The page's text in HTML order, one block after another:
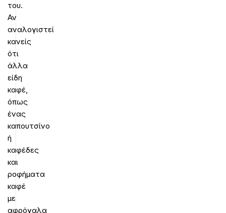
του.
Αν
αναλογιστεί
κανείς
ότι
άλλα
είδη
καφέ,
όπως
ένας
καπουτσίνο
ή
καφέδες
και
ροφήματα
καφέ
με
αφρόγαλα